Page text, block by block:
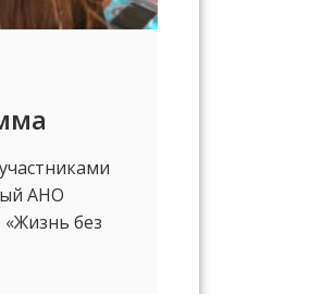
АНО
«Жизнь без